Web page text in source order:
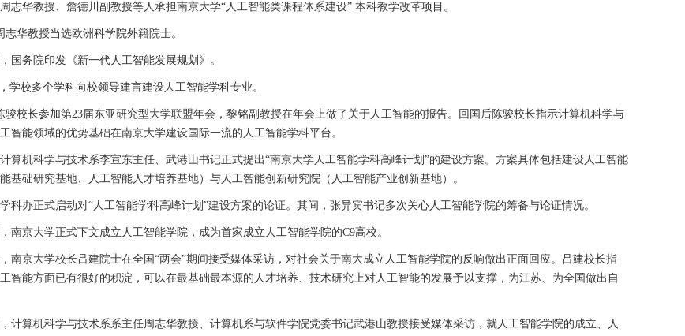
志华教授、詹德川副教授等人承担南京大学“人工智能类课程体系建设” 本科教学改革项目。
志华教授当选欧洲科学院外籍院士。
，国务院印发《新一代人工智能发展规划》。
学校多个学科向校领导建言建设人工智能学科专业。
骏校长参加第23届东亚研究型大学联盟年会，黎铭副教授在年会上做了关于人工智能的报告。回国后陈骏校长指示计算机科学与
智能领域的优势基础在南京大学建设国际一流的人工智能学科平台。
算机科学与技术系李宣东主任、武港山书记正式提出“南京大学人工智能学科高峰计划”的建设方案。方案具体包括建设人工智能
基础研究基地、人工智能人才培养基地）与人工智能创新研究院（人工智能产业创新基地）。
科办正式启动对“人工智能学科高峰计划”建设方案的论证。其间，张异宾书记多次关心人工智能学院的筹备与论证情况。
，南京大学正式下文成立人工智能学院，成为首家成立人工智能学院的C9高校。
，南京大学校长吕建院士在全国“两会”期间接受媒体采访，对社会关于南大成立人工智能学院的反响做出正面回应。吕建校长指
智能方面已有很好的积淀，可以在最基础最本源的人才培养、技术研究上对人工智能的发展予以支撑，为江苏、为全国做出自
，计算机科学与技术系系主任周志华教授、计算机系与软件学院党委书记武港山教授接受媒体采访，就人工智能学院的成立、人